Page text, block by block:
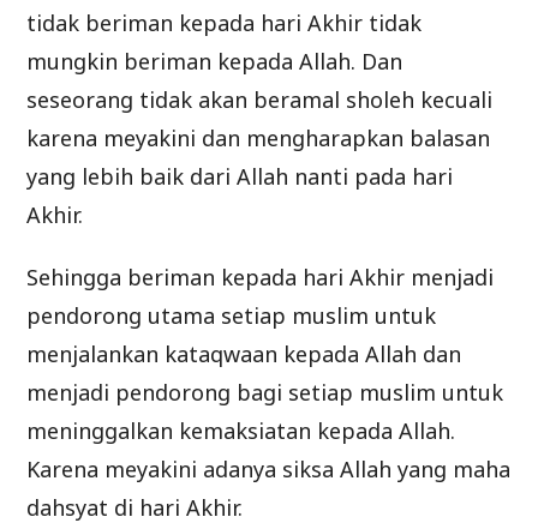
tidak beriman kepada hari Akhir tidak
mungkin beriman kepada Allah. Dan
seseorang tidak akan beramal sholeh kecuali
karena meyakini dan mengharapkan balasan
yang lebih baik dari Allah nanti pada hari
Akhir.
Sehingga beriman kepada hari Akhir menjadi
pendorong utama setiap muslim untuk
menjalankan kataqwaan kepada Allah dan
menjadi pendorong bagi setiap muslim untuk
meninggalkan kemaksiatan kepada Allah.
Karena meyakini adanya siksa Allah yang maha
dahsyat di hari Akhir.